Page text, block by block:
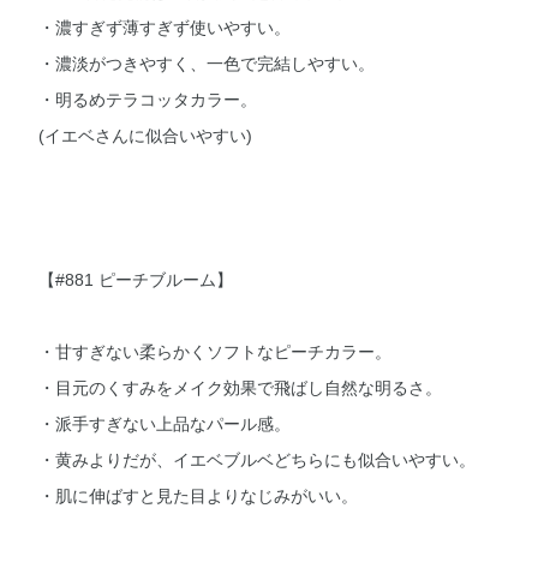
・濃すぎず薄すぎず使いやすい。
・濃淡がつきやすく、一色で完結しやすい。
・明るめテラコッタカラー。
(イエベさんに似合いやすい)
【#881 ピーチブルーム】
・甘すぎない柔らかくソフトなピーチカラー。
・目元のくすみをメイク効果で飛ばし自然な明るさ。
・派手すぎない上品なパール感。
・黄みよりだが、イエベブルベどちらにも似合いやすい。
・肌に伸ばすと見た目よりなじみがいい。